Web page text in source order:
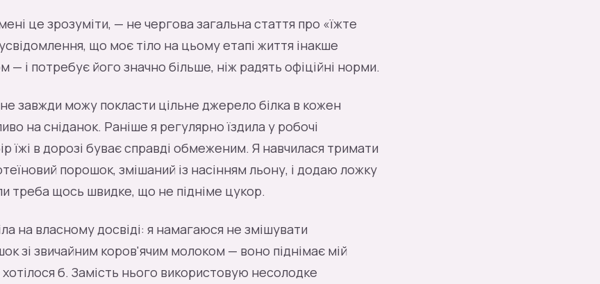
це зрозуміти, — не чергова загальна стаття про «їжте
що моє тіло на цьому етапі життя інакше
— і потребує його значно більше, ніж радять офіційні норми.
завжди можу покласти цільне джерело білка в кожен
на сніданок. Раніше я регулярно їздила у робочі
їжі в дорозі буває справді обмеженим. Я навчилася тримати
порошок, змішаний із насінням льону, і додаю ложку
треба щось швидке, що не підніме цукор.
на власному досвіді: я намагаюся не змішувати
зі звичайним коров'ячим молоком — воно піднімає мій
б. Замість нього використовую несолодке